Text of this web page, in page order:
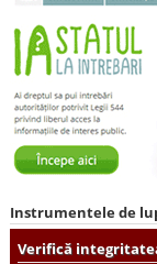
Instrumentele de
Verifică